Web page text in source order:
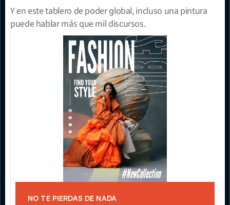
Y en este tablero de poder global, incluso una pintura
puede hablar más que mil discursos.
NO TE PIERDAS DE NADA